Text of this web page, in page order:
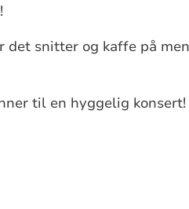
det snitter og kaffe på
til en hyggelig konsert!